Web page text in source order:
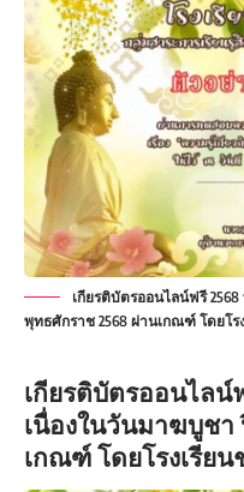
เกียรติบัตรออนไลน์ฟรี
พุทธศักราช 2568 ผ่านเกณฑ์ โดยโ
เกียรติบัตรออนไล
เนื่องในวันมาฆบูชา
เกณฑ์ โดยโรงเรีย